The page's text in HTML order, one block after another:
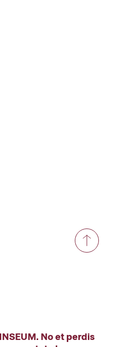
No et perdis